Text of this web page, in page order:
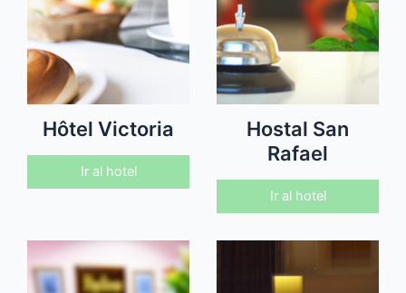
Hôtel Victoria
Ir al hotel
Hostal San
Rafael
Ir al hotel